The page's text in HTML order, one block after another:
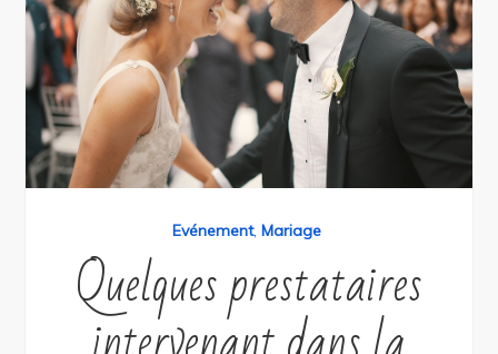
Evénement, Mariage
Quelques prestataires